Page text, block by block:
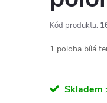
Kód produktu:
1 poloha bílá
Skladem